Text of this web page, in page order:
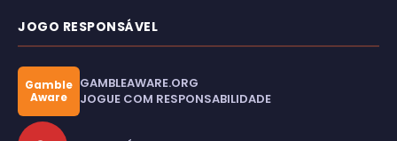
JOGO RESPONSÁVEL
Gamble
Aware
GAMBLEAWARE.ORG
JOGUE COM RESPONSABILIDADE